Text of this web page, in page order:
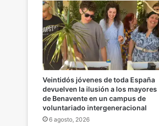
Veintidós jóvenes de toda España
devuelven la ilusión a los mayores
de Benavente en un campus de
voluntariado intergeneracional
6 agosto, 2026